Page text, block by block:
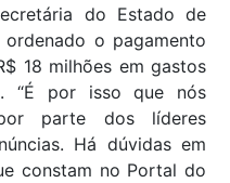
do Estado de
o pagamento
18 milhões em gastos
“É por isso que nós
parte dos líderes
Há dúvidas em
constam no Portal do